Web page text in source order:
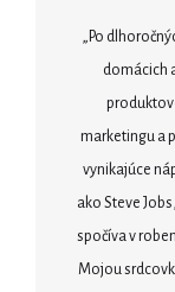
„Po
domácich
marketingu a
vynikajúce
ako Steve
spočíva v
Mojou